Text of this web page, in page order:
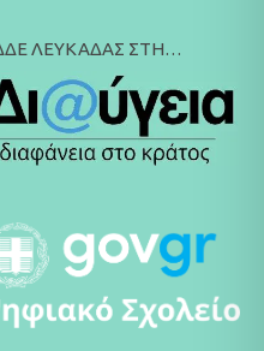
ΛΕΥΚΑΔΑΣ ΣΤΗ…